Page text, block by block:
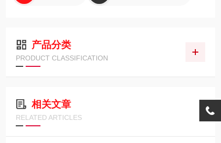
产品分类
PRODUCT CLASSIFICATION
相关文章
RELATED ARTICLES